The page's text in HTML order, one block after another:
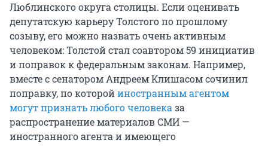
Люблинского округа столицы. Если оценивать
депутатскую карьеру Толстого по прошлому
созыву, его можно назвать очень активным
человеком: Толстой стал соавтором 59 инициатив
и поправок к федеральным законам. Например,
вместе с сенатором Андреем Клишасом сочинил
поправку, по которойиностранным агентом
могут признать любого человеказа
распространение материалов СМИ —
иностранного агента и имеющего